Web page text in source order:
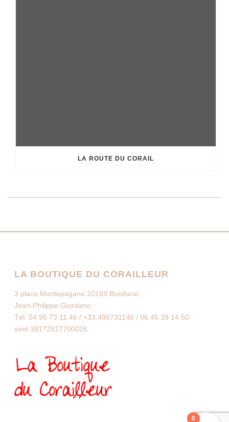
LA ROUTE DU CORAIL
LA BOUTIQUE DU CORAILLEUR
3 place Montepagano 20169 Bonifacio
Jean-Philippe Giordano.
Tél. 04 95 73 11 46 / +33.495731146 / 06 45 39 14 50
siret 38172917700026
0